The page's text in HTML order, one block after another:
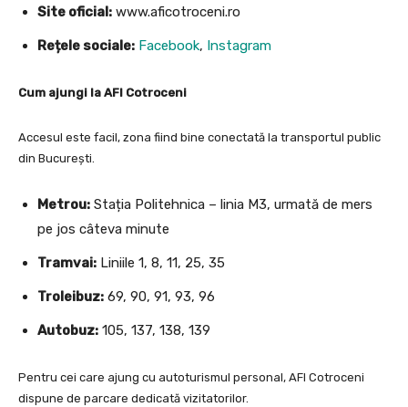
Site oficial: www.aficotroceni.ro
Rețele sociale: Facebook, Instagram
Cum ajungi la AFI Cotroceni
Accesul este facil, zona fiind bine conectată la transportul public
din București.
Metrou: Stația Politehnica – linia M3, urmată de mers
pe jos câteva minute
Tramvai: Liniile 1, 8, 11, 25, 35
Troleibuz: 69, 90, 91, 93, 96
Autobuz: 105, 137, 138, 139
Pentru cei care ajung cu autoturismul personal, AFI Cotroceni
dispune de parcare dedicată vizitatorilor.